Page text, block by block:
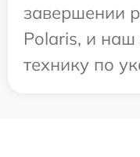
завершении
Polaris, и наш
технику по